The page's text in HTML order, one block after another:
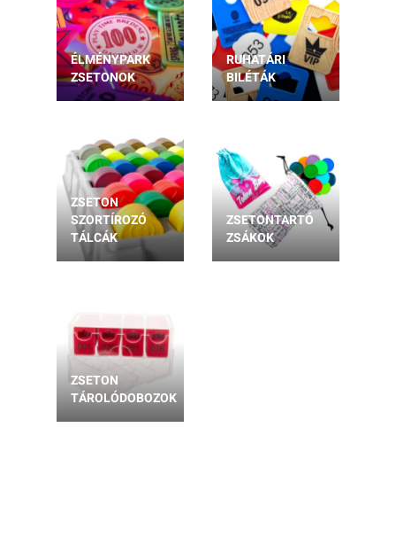
ÉLMÉNYPARK
ZSETONOK
RUHATÁRI
BILÉTÁK
ZSETON
SZORTÍROZÓ
TÁLCÁK
ZSETONTARTÓ
ZSÁKOK
ZSETON
TÁROLÓDOBOZOK